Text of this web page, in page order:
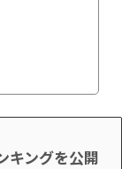
キングを公開